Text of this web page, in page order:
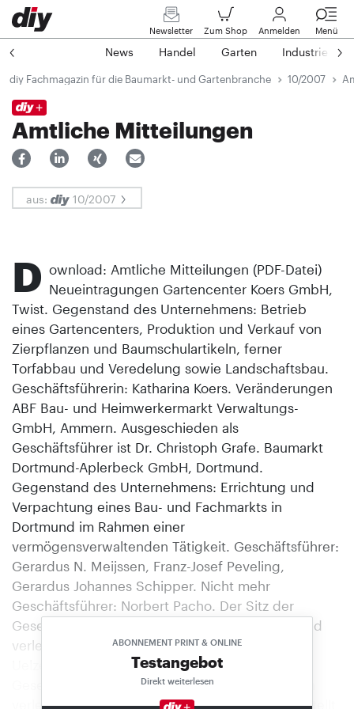
Newsletter Zum Shop Anmelden Menü
News Handel Garten Industrie
diy Fachmagazin für die Baumarkt- und Gartenbranche 10/2007
Amtliche Mitteilungen
aus: 10/2007
ABONNEMENT PRINT & ONLINE
Testangebot
Direkt weiterlesen
D ownload: Amtliche Mitteilungen (PDF-Datei)
Neueintragungen Gartencenter Koers GmbH,
Twist. Gegenstand des Unternehmens: Betrieb
eines Gartencenters, Produktion und Verkauf von
Zierpflanzen und Baumschulartikeln, ferner
Torfabbau und Veredelung sowie Landschaftsbau.
Geschäftsführerin: Katharina Koers. Veränderungen
ABF Bau- und Heimwerkermarkt Verwaltungs-
GmbH, Ammern. Ausgeschieden als
Geschäftsführer ist Dr. Christoph Grafe. Baumarkt
Dortmund-Aplerbeck GmbH, Dortmund.
Gegenstand des Unternehmens: Errichtung und
Verpachtung eines Bau- und Fachmarkts in
Dortmund im Rahmen einer
vermögensverwaltenden Tätigkeit. Geschäftsführer:
Gerardus N. Meijssen, Franz-Josef Peveling,
Gerardus Johannes Schipper. Nicht mehr
Geschäftsführer: Norbert Pacho. Der Sitz der
Gesellschaft wurde von Frankfurt nach Dortmund
verlegt. Bau- und Heimwerkermarkt CEV Ebel
Uelzen GmbH & Co. KG, Uelzen. Der Sitz der
Gesellschaft wurde von Hildesheim nach Uelzen
verlegt. die flora Gartencenter GmbH, Köln. Bestellt